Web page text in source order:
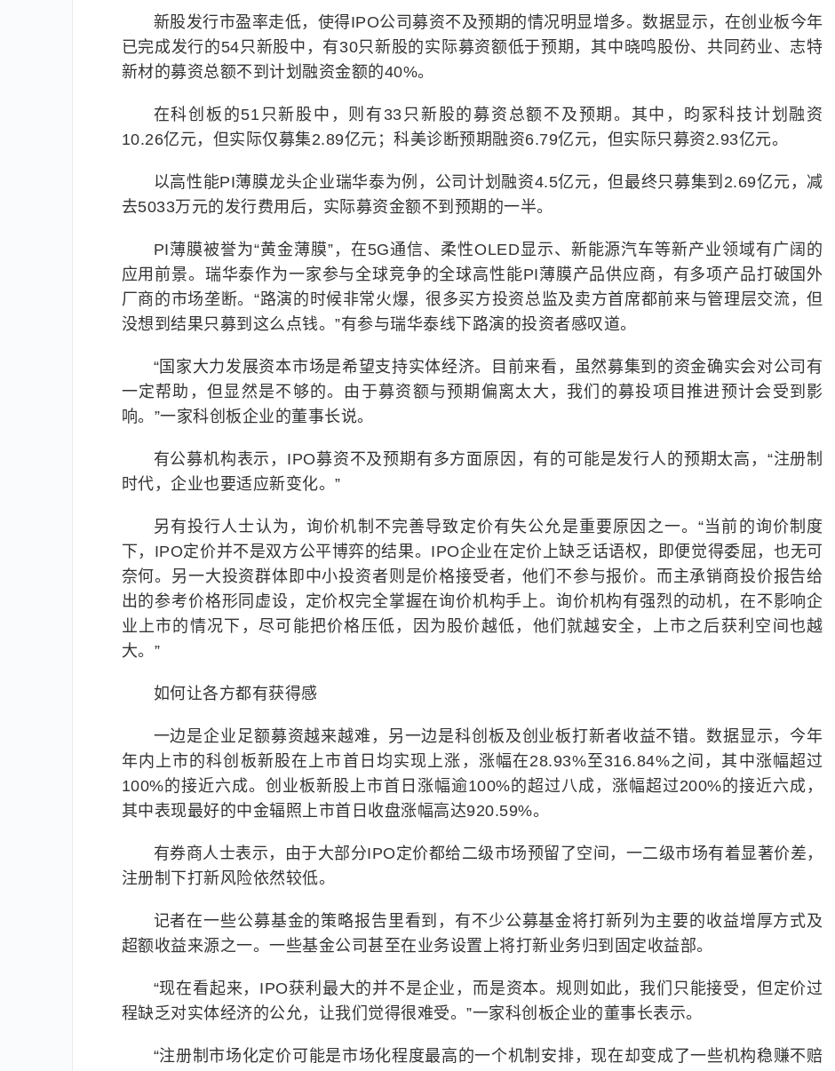
新股发行市盈率走低，使得IPO公司募资不及预期的情况明显增多。数据显示，在创业板今年
已完成发行的54只新股中，有30只新股的实际募资额低于预期，其中晓鸣股份、共同药业、志特
新材的募资总额不到计划融资金额的40%。
在科创板的51只新股中，则有33只新股的募资总额不及预期。其中，昀冢科技计划融资
10.26亿元，但实际仅募集2.89亿元；科美诊断预期融资6.79亿元，但实际只募资2.93亿元。
以高性能PI薄膜龙头企业瑞华泰为例，公司计划融资4.5亿元，但最终只募集到2.69亿元，减
去5033万元的发行费用后，实际募资金额不到预期的一半。
PI薄膜被誉为“黄金薄膜”，在5G通信、柔性OLED显示、新能源汽车等新产业领域有广阔的
应用前景。瑞华泰作为一家参与全球竞争的全球高性能PI薄膜产品供应商，有多项产品打破国外
厂商的市场垄断。“路演的时候非常火爆，很多买方投资总监及卖方首席都前来与管理层交流，但
没想到结果只募到这么点钱。”有参与瑞华泰线下路演的投资者感叹道。
“国家大力发展资本市场是希望支持实体经济。目前来看，虽然募集到的资金确实会对公司有
一定帮助，但显然是不够的。由于募资额与预期偏离太大，我们的募投项目推进预计会受到影
响。”一家科创板企业的董事长说。
有公募机构表示，IPO募资不及预期有多方面原因，有的可能是发行人的预期太高，“注册制
时代，企业也要适应新变化。”
另有投行人士认为，询价机制不完善导致定价有失公允是重要原因之一。“当前的询价制度
下，IPO定价并不是双方公平博弈的结果。IPO企业在定价上缺乏话语权，即便觉得委屈，也无可
奈何。另一大投资群体即中小投资者则是价格接受者，他们不参与报价。而主承销商投价报告给
出的参考价格形同虚设，定价权完全掌握在询价机构手上。询价机构有强烈的动机，在不影响企
业上市的情况下，尽可能把价格压低，因为股价越低，他们就越安全，上市之后获利空间也越
大。”
如何让各方都有获得感
一边是企业足额募资越来越难，另一边是科创板及创业板打新者收益不错。数据显示，今年
年内上市的科创板新股在上市首日均实现上涨，涨幅在28.93%至316.84%之间，其中涨幅超过
100%的接近六成。创业板新股上市首日涨幅逾100%的超过八成，涨幅超过200%的接近六成，
其中表现最好的中金辐照上市首日收盘涨幅高达920.59%。
有券商人士表示，由于大部分IPO定价都给二级市场预留了空间，一二级市场有着显著价差，
注册制下打新风险依然较低。
记者在一些公募基金的策略报告里看到，有不少公募基金将打新列为主要的收益增厚方式及
超额收益来源之一。一些基金公司甚至在业务设置上将打新业务归到固定收益部。
“现在看起来，IPO获利最大的并不是企业，而是资本。规则如此，我们只能接受，但定价过
程缺乏对实体经济的公允，让我们觉得很难受。”一家科创板企业的董事长表示。
“注册制市场化定价可能是市场化程度最高的一个机制安排，现在却变成了一些机构稳赚不赔